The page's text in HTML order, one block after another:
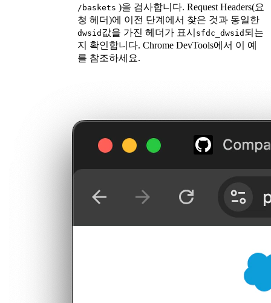
/baskets )을 검사합니다. Request Headers(요
청 헤더)에 이전 단계에서 찾은 것과 동일한
dwsid 값을 가진 헤더가 표시 sfdc_dwsid 되는
지 확인합니다. Chrome DevTools에서 이 예
를 참조하세요.